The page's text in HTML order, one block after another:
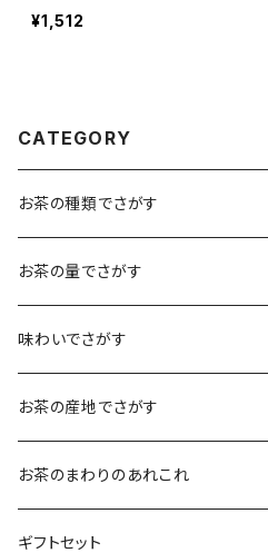
¥1,512
CATEGORY
お茶の種類でさがす
煎茶
小袋（12g）
大袋（70g）
抹茶
水出し煎茶
玄米茶
ほうじ茶
お茶の量でさがす
70ｇ
12ｇ
30g
▶︎ティーバッグ10個入
味わいでさがす
まろやか
すっきり
水出し煎茶
フルーティー
お茶の産地でさがす
島根・鳥取のお茶
島根のお茶
九州のお茶
お茶のまわりのあれこれ
フィルタインボトル
ギフトセット